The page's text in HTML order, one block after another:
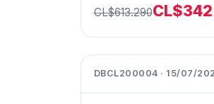
CL$613.290
DBCL200004 · 15/07/